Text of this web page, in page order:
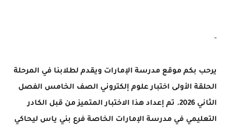
-
يرحب بكم موقع مدرسة الإمارات ويقدم لطلابنا في المرحلة
الحلقة الأولى اختبار علوم إلكتروني الصف الخامس الفصل
الثاني 2026. تم إعداد هذا الاختبار المتميز من قبل الكادر
التعليمي في مدرسة الإمارات الخاصة فرع بني ياس ليحاكي